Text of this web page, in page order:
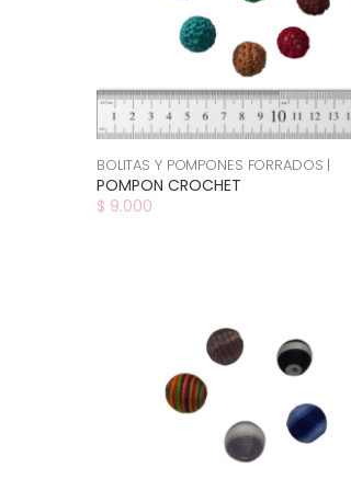
BOLITAS Y POMPONES FORRADOS |
POMPON CROCHET
$ 9.000